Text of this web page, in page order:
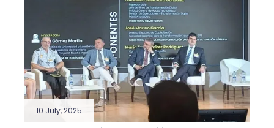
10 July, 2025